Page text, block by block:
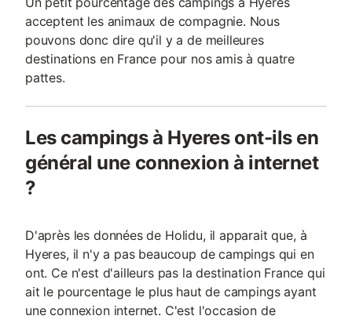
acceptent les animaux de compagnie. Nous
pouvons donc dire qu'il y a de meilleures
destinations en France pour nos amis à quatre
pattes.
Les campings à Hyeres ont-ils en
général une connexion à internet
?
D'après les données de Holidu, il apparait que, à
Hyeres, il n'y a pas beaucoup de campings qui en
ont. Ce n'est d'ailleurs pas la destination France qui
ait le pourcentage le plus haut de campings ayant
une connexion internet. C'est l'occasion de